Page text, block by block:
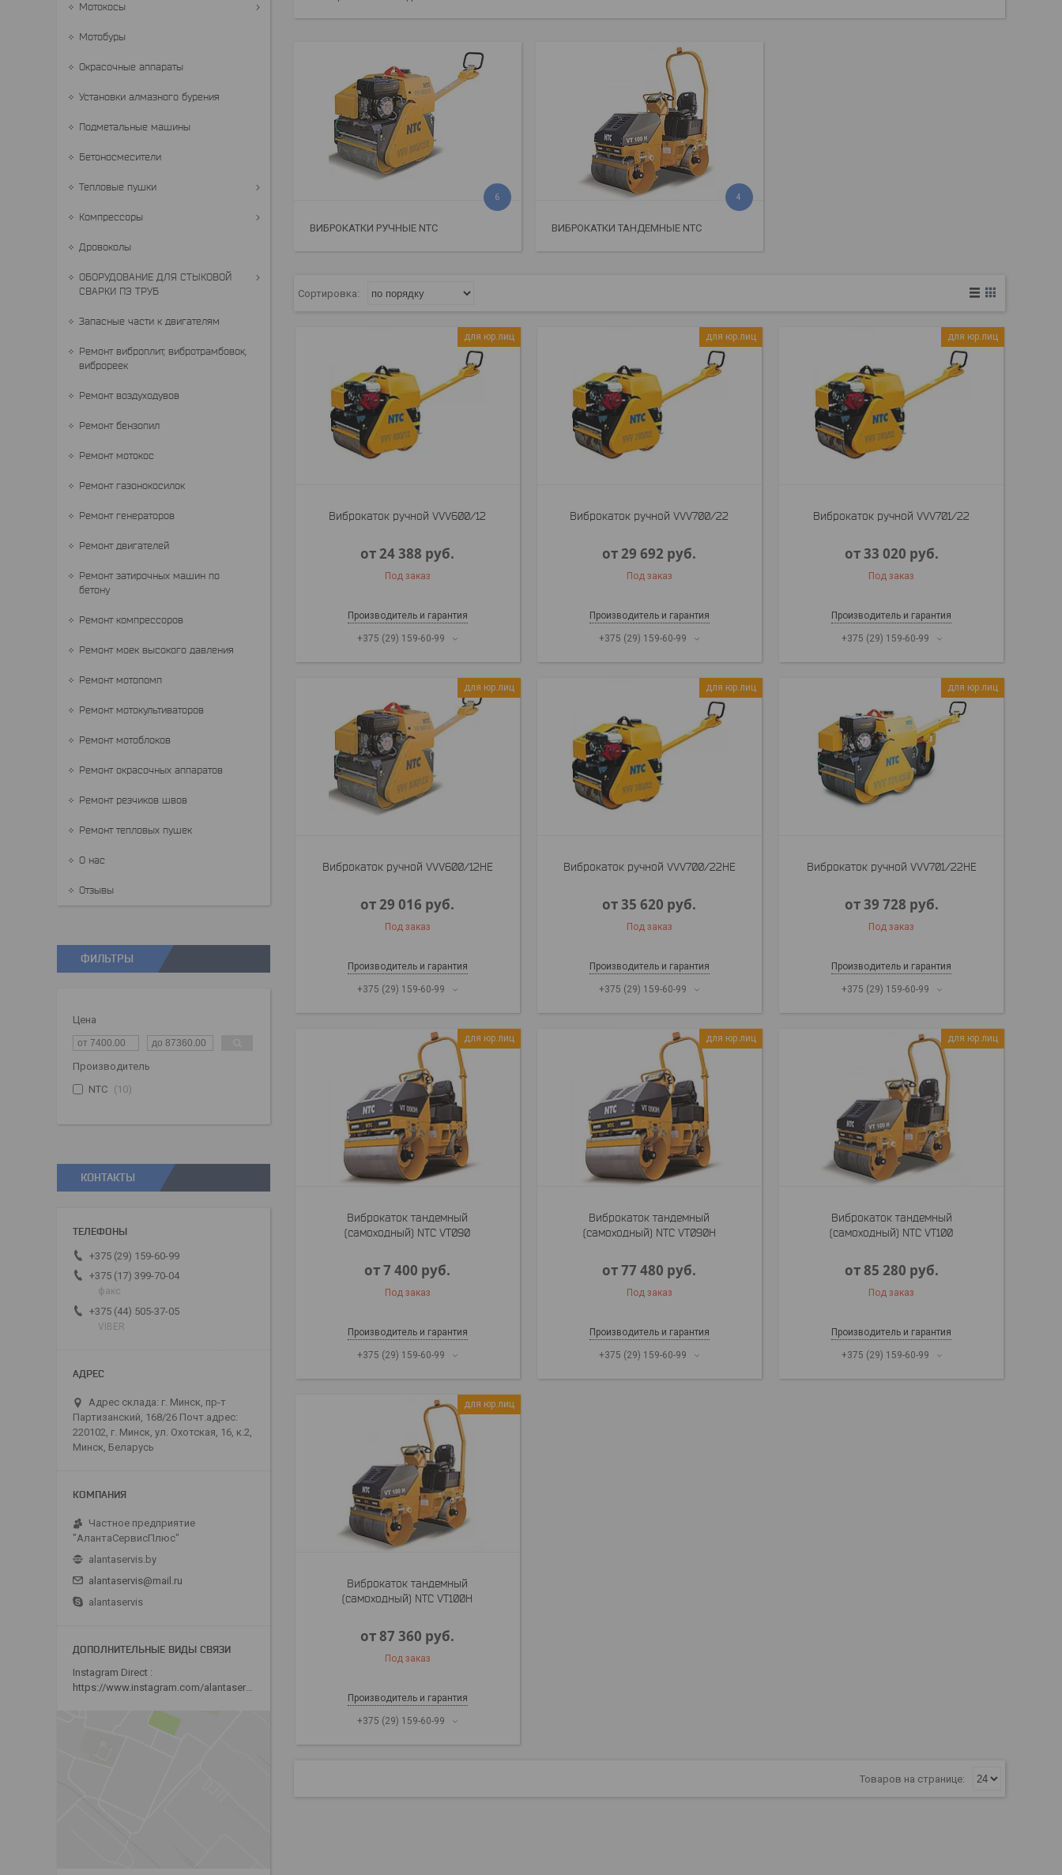
ВИБРОКАТКИ РУЧНЫЕ NTC
6
ВИБРОКАТКИ ТАНДЕМНЫЕ NTC
4
для юр.лиц
Виброкаток ручной VVV600/12
от 24 388 руб.
Под заказ
Производитель и гарантия
+375 (29) 159-60-99
для юр.лиц
Виброкаток ручной VVV700/22
от 29 692 руб.
Под заказ
Производитель и гарантия
+375 (29) 159-60-99
для юр.лиц
Виброкаток ручной VVV701/22
от 33 020 руб.
Под заказ
Производитель и гарантия
+375 (29) 159-60-99
для юр.лиц
Виброкаток ручной VVV600/12HE
от 29 016 руб.
Под заказ
Производитель и гарантия
+375 (29) 159-60-99
для юр.лиц
Виброкаток ручной VVV700/22HE
от 35 620 руб.
Под заказ
Производитель и гарантия
+375 (29) 159-60-99
для юр.лиц
Виброкаток ручной VVV701/22HE
от 39 728 руб.
Под заказ
Производитель и гарантия
+375 (29) 159-60-99
для юр.лиц
Виброкаток тандемный
(самоходный) NTC VT090
от 7 400 руб.
Под заказ
Производитель и гарантия
+375 (29) 159-60-99
для юр.лиц
Виброкаток тандемный
(самоходный) NTC VT090H
от 77 480 руб.
Под заказ
Производитель и гарантия
+375 (29) 159-60-99
для юр.лиц
Виброкаток тандемный
(самоходный) NTC VT100
от 85 280 руб.
Под заказ
Производитель и гарантия
+375 (29) 159-60-99
для юр.лиц
Виброкаток тандемный
(самоходный) NTC VT100H
от 87 360 руб.
Под заказ
Производитель и гарантия
+375 (29) 159-60-99
Мотокосы
Мотобуры
Окрасочные аппараты
Установки алмазного бурения
Подметальные машины
Бетоносмесители
Тепловые пушки
Компрессоры
Дровоколы
ОБОРУДОВАНИЕ ДЛЯ СТЫКОВОЙ
СВАРКИ ПЭ ТРУБ
Запасные части к двигателям
Ремонт виброплит, вибротрамбовок,
виброреек
Ремонт воздуходувов
Ремонт бензопил
Ремонт мотокос
Ремонт газонокосилок
Ремонт генераторов
Ремонт двигателей
Ремонт затирочных машин по
бетону
Ремонт компрессоров
Ремонт моек высокого давления
Ремонт мотопомп
Ремонт мотокультиваторов
Ремонт мотоблоков
Ремонт окрасочных аппаратов
Ремонт резчиков швов
Ремонт тепловых пушек
О нас
Отзывы
ФИЛЬТРЫ
Цена
Производитель
NTC
10
КОНТАКТЫ
+375 (29) 159-60-99
+375 (17) 399-70-04
факс
+375 (44) 505-37-05
VIBER
Адрес склада: г. Минск, пр-т
Партизанский, 168/26 Почт.адрес:
220102, г. Минск, ул. Охотская, 16, к.2,
Минск, Беларусь
Частное предприятие
"АлантаСервисПлюс"
alantaservis.by
alantaservis@mail.ru
alantaservis
Instagram Direct
https://www.instagram.com/alantaservis/